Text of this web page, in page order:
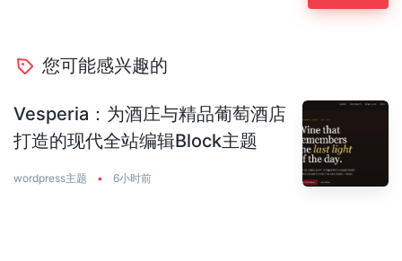
您可能感兴趣的
Vesperia：为酒庄与精品葡萄酒店
打造的现代全站编辑Block主题
wordpress主题 • 6小时前